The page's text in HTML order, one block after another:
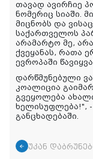
თავად ავირჩიე
ნომერიც სიაში.
მიცნობს და
საქართველოს
არამარტო მე,
ქვეყანას, რათა
ევროპაში
დარწმუნებული
კოალიცია
გვეყოლება
ხელისუფლება!",
განცხადებაში.
უკან